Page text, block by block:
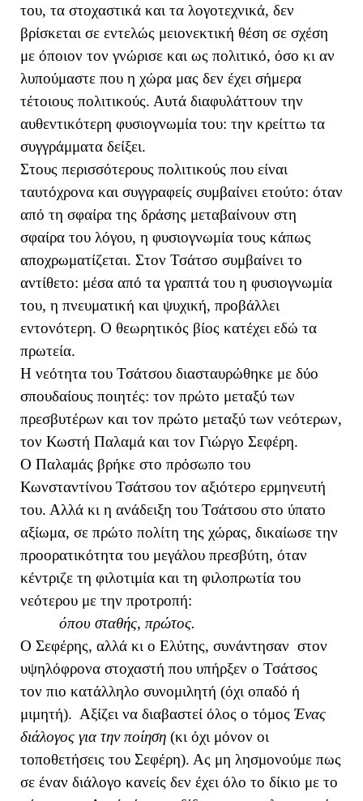
του, τα στοχαστικά και τα λογοτεχνικά, δεν
βρίσκεται σε εντελώς μειονεκτική θέση σε σχέση
με όποιον τον γνώρισε και ως πολιτικό, όσο κι αν
λυπούμαστε που η χώρα μας δεν έχει σήμερα
τέτοιους πολιτικούς. Αυτά διαφυλάττουν την
αυθεντικότερη φυσιογνωμία του: την κρείττω τα
συγγράμματα δείξει.
Στους περισσότερους πολιτικούς που είναι
ταυτόχρονα και συγγραφείς συμβαίνει ετούτο: όταν
από τη σφαίρα της δράσης μεταβαίνουν στη
σφαίρα του λόγου, η φυσιογνωμία τους κάπως
αποχρωματίζεται. Στον Τσάτσο συμβαίνει το
αντίθετο: μέσα από τα γραπτά του η φυσιογνωμία
του, η πνευματική και ψυχική, προβάλλει
εντονότερη. Ο θεωρητικός βίος κατέχει εδώ τα
πρωτεία.
Η νεότητα του Τσάτσου διασταυρώθηκε με δύο
σπουδαίους ποιητές: τον πρώτο μεταξύ των
πρεσβυτέρων και τον πρώτο μεταξύ των νεότερων,
τον Κωστή Παλαμά και τον Γιώργο Σεφέρη.
Ο Παλαμάς βρήκε στο πρόσωπο του
Κωνσταντίνου Τσάτσου τον αξιότερο ερμηνευτή
του. Αλλά κι η ανάδειξη του Τσάτσου στο ύπατο
αξίωμα, σε πρώτο πολίτη της χώρας, δικαίωσε την
προορατικότητα του μεγάλου πρεσβύτη, όταν
κέντριζε τη φιλοτιμία και τη φιλοπρωτία του
νεότερου με την προτροπή:
όπου σταθής, πρώτος.
Ο Σεφέρης, αλλά κι ο Ελύτης, συνάντησαν στον
υψηλόφρονα στοχαστή που υπήρξεν ο Τσάτσος
τον πιο κατάλληλο συνομιλητή (όχι οπαδό ή
μιμητή). Αξίζει να διαβαστεί όλος ο τόμος Ένας
διάλογος για την ποίηση (κι όχι μόνον οι
τοποθετήσεις του Σεφέρη). Ας μη λησμονούμε πως
σε έναν διάλογο κανείς δεν έχει όλο το δίκιο με το